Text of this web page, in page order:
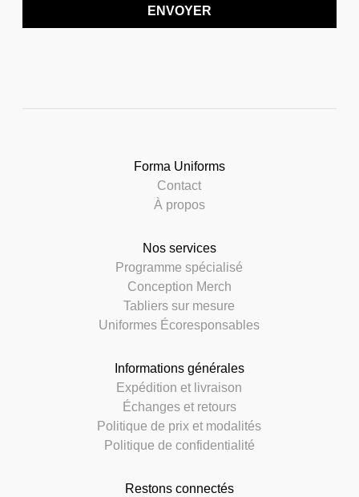
ENVOYER
Forma Uniforms
Contact
À propos
Nos services
Programme spécialisé
Conception Merch
Tabliers sur mesure
Uniformes Écoresponsables
Informations générales
Expédition et livraison
Échanges et retours
Politique de prix et modalités
Politique de confidentialité
Restons connectés